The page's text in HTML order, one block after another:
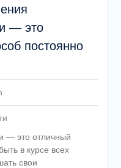
— это
постоянно
— это отличный
в курсе всех
свои